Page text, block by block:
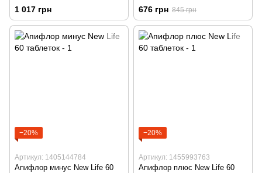
1 017 грн
растительных капсул
676 грн 845 грн
−20%
Артикул: 1405144784
Апифлор минус New Life 60
−20%
Артикул: 1455993763
Апифлор плюс New Life 60